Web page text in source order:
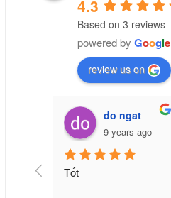
4.3
Based on 3 reviews
powered by Google
review us on
Việt
do ngat
9 years ago
Tốt